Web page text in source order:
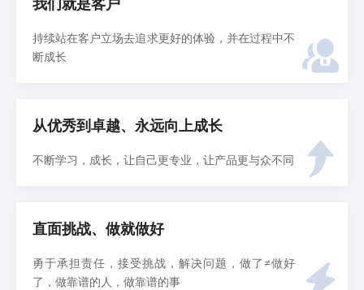
我们就是客户
持续站在客户立场去追求更好的体验，并在过程中不
断成长
从优秀到卓越、永远向上成长
不断学习，成长，让自己更专业，让产品更与众不同
直面挑战、做就做好
勇于承担责任，接受挑战，解决问题，做了≠做好
了，做靠谱的人，做靠谱的事